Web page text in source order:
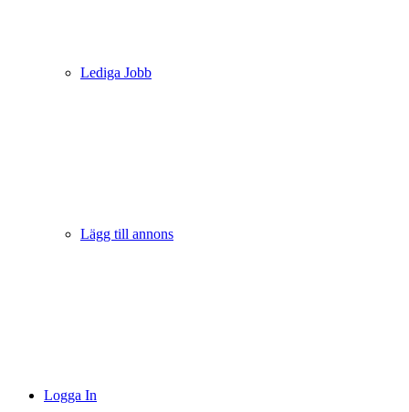
Lediga Jobb
Lägg till annons
Logga In